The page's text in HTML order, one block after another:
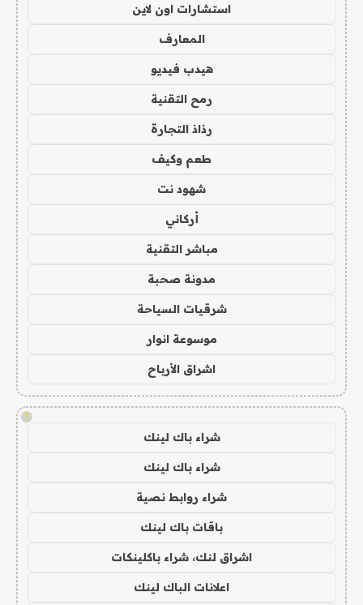
استشارات اون لاين
المعارف
هيدب فيديو
رمح التقنية
رذاذ التجارة
طعم وكيف
شهود نت
أركاني
مباشر التقنية
مدونة صحبة
شرقيات السياحة
موسوعة انوار
اشراق الأرباح
!
شراء باك لينك
شراء باك لينك
شراء روابط نصية
باقات باك لينك
اشراق لنك، شراء باكلينكات
اعلانات الباك لينك